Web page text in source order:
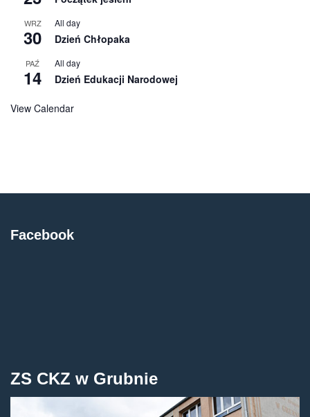
WRZ
30
All day
Dzień Chłopaka
PAŹ
14
All day
Dzień Edukacji Narodowej
View Calendar
Facebook
ZS CKZ w Grubnie